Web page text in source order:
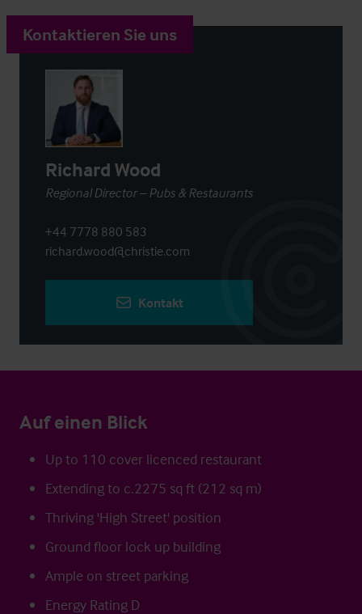
Kontaktieren Sie uns
Richard Wood
Regional Director – Pubs & Restaurants
+44 7778 880 583
richard.wood@christie.com
Kontakt
Auf einen Blick
Up to 110 cover licenced restaurant
Extending to c.2275 sq ft (212 sq m)
Thriving 'High Street' position
Ground floor lock up building
Ample on street parking
Energy Rating D